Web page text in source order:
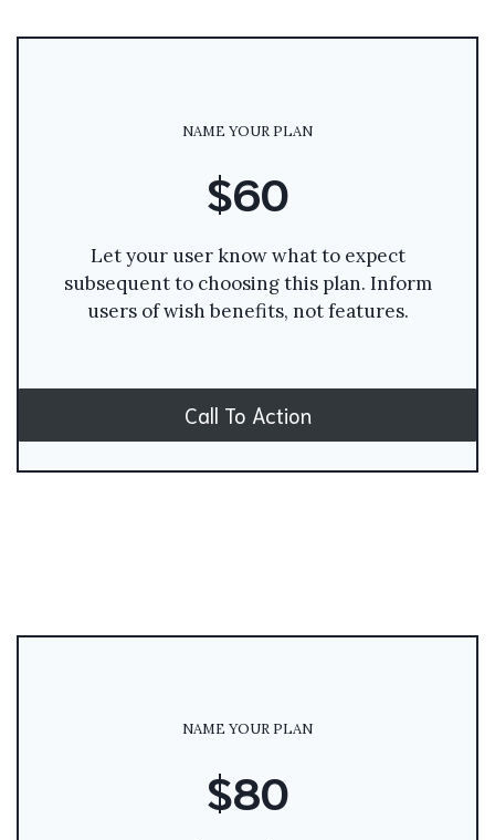
NAME YOUR PLAN
$60
Let your user know what to expect
subsequent to choosing this plan. Inform
users of wish benefits, not features.
Call To Action
NAME YOUR PLAN
$80